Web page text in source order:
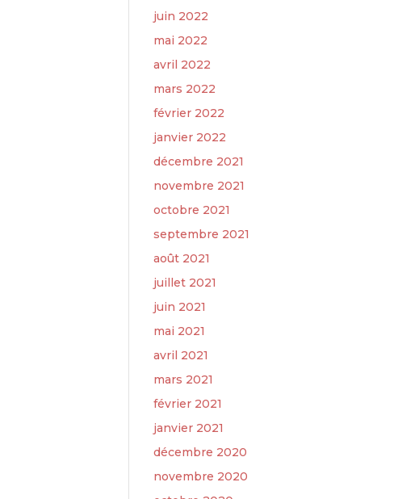
juin 2022
mai 2022
avril 2022
mars 2022
février 2022
janvier 2022
décembre 2021
novembre 2021
octobre 2021
septembre 2021
août 2021
juillet 2021
juin 2021
mai 2021
avril 2021
mars 2021
février 2021
janvier 2021
décembre 2020
novembre 2020